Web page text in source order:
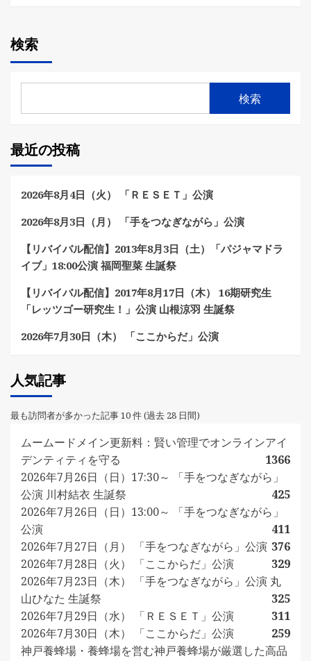
検索
検索
最近の投稿
2026年8月4日（火） 「ＲＥＳＥＴ」公演
2026年8月3日（月） 「手をつなぎながら」公演
【リバイバル配信】2013年8月3日（土）「パジャマドラ
イブ」18:00公演 福岡聖菜 生誕祭
【リバイバル配信】2017年8月17日（木） 16期研究生
「レッツゴー研究生！」公演 山根涼羽 生誕祭
2026年7月30日（木） 「ここからだ」公演
人気記事
最も訪問者が多かった記事 10 件 (過去 28 日間)
ムームードメイン更新料：賢い管理でオンラインアイ
デンティティを守る
1366
2026年7月26日（日）17:30～ 「手をつなぎながら」
公演 川村結衣 生誕祭
425
2026年7月26日（日）13:00～ 「手をつなぎながら」
公演
411
2026年7月27日（月） 「手をつなぎながら」公演 376
2026年7月28日（火） 「ここからだ」公演
329
2026年7月23日（木） 「手をつなぎながら」公演 丸
山ひなた 生誕祭
325
2026年7月29日（水） 「ＲＥＳＥＴ」公演
311
2026年7月30日（木） 「ここからだ」公演
259
神戸養蜂場・養蜂場を営む神戸養蜂場が厳選した高品